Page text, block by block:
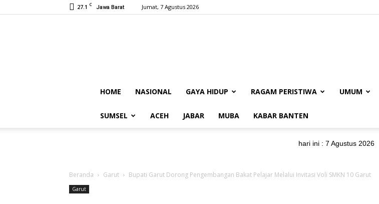
27.1 C Jawa Barat Jumat, 7 Agustus 2026
HOME NASIONAL GAYA HIDUP RAGAM PERISTIWA UMUM
SUMSEL ACEH JABAR MUBA KABAR BANTEN
hari ini : 7 Agustus 2026
Beranda Garut Bupati Garut Dorong Pengembangan Bakat Pelajar Melalui Invitasi Voli SMKN 10 Garut
Garut